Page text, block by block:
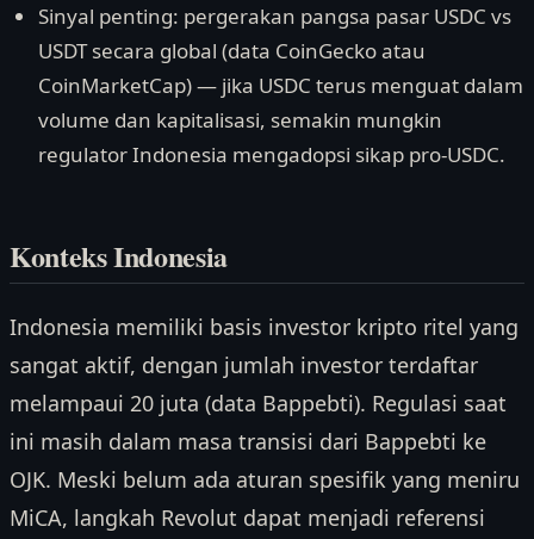
Sinyal penting: pergerakan pangsa pasar USDC vs
USDT secara global (data CoinGecko atau
CoinMarketCap) — jika USDC terus menguat dalam
volume dan kapitalisasi, semakin mungkin
regulator Indonesia mengadopsi sikap pro-USDC.
Konteks Indonesia
Indonesia memiliki basis investor kripto ritel yang
sangat aktif, dengan jumlah investor terdaftar
melampaui 20 juta (data Bappebti). Regulasi saat
ini masih dalam masa transisi dari Bappebti ke
OJK. Meski belum ada aturan spesifik yang meniru
MiCA, langkah Revolut dapat menjadi referensi